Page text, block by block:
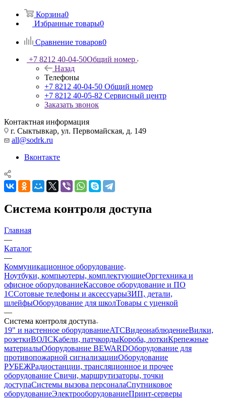
Корзина0
Избранные товары0
Сравнение товаров0
+7 8212 40-04-50Общий номер
Назад
Телефоны
+7 8212 40-04-50 Общий номер
+7 8212 40-05-82 Сервисный центр
Заказать звонок
Контактная информация
г. Сыктывкар, ул. Первомайская, д. 149
all@sodrk.ru
Вконтакте
Система контроля доступа
Главная
—
Каталог
—
Коммуникационное оборудование
Ноутбуки, компьютеры, комплектующиеОргтехника и
офисное оборудованиеКассовое оборудование и ПО
1ССотовые телефоны и аксессуарыЗИП, детали,
шлейфыОборудование для школТовары с уценкой
—
Система контроля доступа
19" и настенное оборудованиеATCВидеонаблюдениеВилки,
розеткиВОЛСКабели, патчкордыКороба, лоткиКрепежные
материалыОборудование BEWARDОборудование для
противопожарной сигнализацииОборудование
РУБЕЖРадиостанции, трансляционное и прочее
оборудование Свичи, маршрутизаторы, точки
доступаСистемы вызова персоналаСпутниковое
оборудованиеЭлектрооборудованиеПринт-серверы